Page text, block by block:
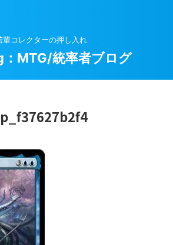
輩コレクターの押し入れ
MTG/統率者ブログ